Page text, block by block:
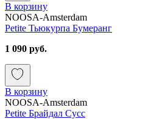
В корзину
NOOSA-Amsterdam
Petite Тьюкурпа Бумеранг
1 090 руб.
В корзину
NOOSA-Amsterdam
Petite Брайдал Сусс